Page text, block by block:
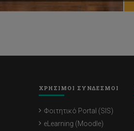
ΧΡΗΣΙΜΟΙ ΣΥΝΔΕΣΜΟΙ
Φοιτητικό Portal (SIS)
eLearning (Moodle)